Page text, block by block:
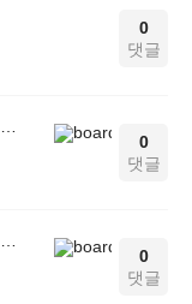
0
댓글
0
댓글
0
댓글